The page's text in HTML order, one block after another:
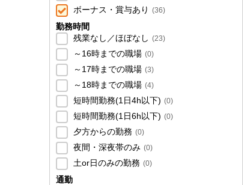
ボーナス・賞与あり (36)
勤務時間
残業なし／ほぼなし (23)
～16時までの職場 (0)
～17時までの職場 (3)
～18時までの職場 (4)
短時間勤務(1日4h以下) (0)
短時間勤務(1日6h以下) (0)
夕方からの勤務 (0)
夜間・深夜帯のみ (0)
土or日のみの勤務 (0)
通勤